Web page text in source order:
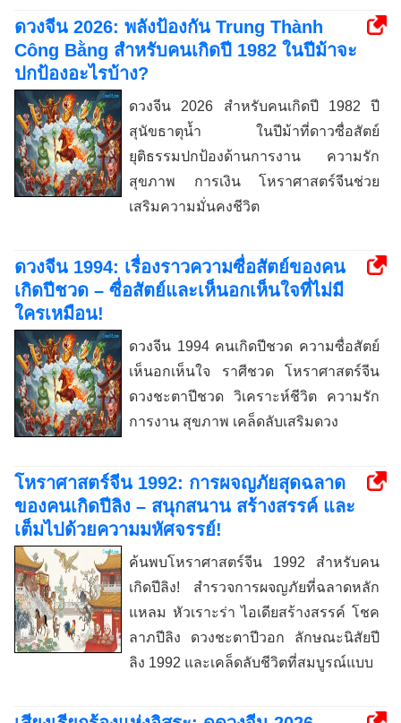
ดวงจีน 2026: พลังป้องกัน Trung Thành
Công Bằng สำหรับคนเกิดปี 1982 ในปีม้าจะ
ปกป้องอะไรบ้าง?
ดวงจีน 2026 สำหรับคนเกิดปี 1982 ปี
สุนัขธาตุน้ำ ในปีม้าที่ดาวซื่อสัตย์
ยุติธรรมปกป้องด้านการงาน ความรัก
สุขภาพ การเงิน โหราศาสตร์จีนช่วย
เสริมความมั่นคงชีวิต
ดวงจีน 1994: เรื่องราวความซื่อสัตย์ของคน
เกิดปีชวด – ซื่อสัตย์และเห็นอกเห็นใจที่ไม่มี
ใครเหมือน!
ดวงจีน 1994 คนเกิดปีชวด ความซื่อสัตย์
เห็นอกเห็นใจ ราศีชวด โหราศาสตร์จีน
ดวงชะตาปีชวด วิเคราะห์ชีวิต ความรัก
การงาน สุขภาพ เคล็ดลับเสริมดวง
โหราศาสตร์จีน 1992: การผจญภัยสุดฉลาด
ของคนเกิดปีลิง – สนุกสนาน สร้างสรรค์ และ
เต็มไปด้วยความมหัศจรรย์!
ค้นพบโหราศาสตร์จีน 1992 สำหรับคน
เกิดปีลิง! สำรวจการผจญภัยที่ฉลาดหลัก
แหลม หัวเราะร่า ไอเดียสร้างสรรค์ โชค
ลาภปีลิง ดวงชะตาปีวอก ลักษณะนิสัยปี
ลิง 1992 และเคล็ดลับชีวิตที่สมบูรณ์แบบ